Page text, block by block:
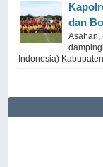
dan
Asahan,
Indonesia)